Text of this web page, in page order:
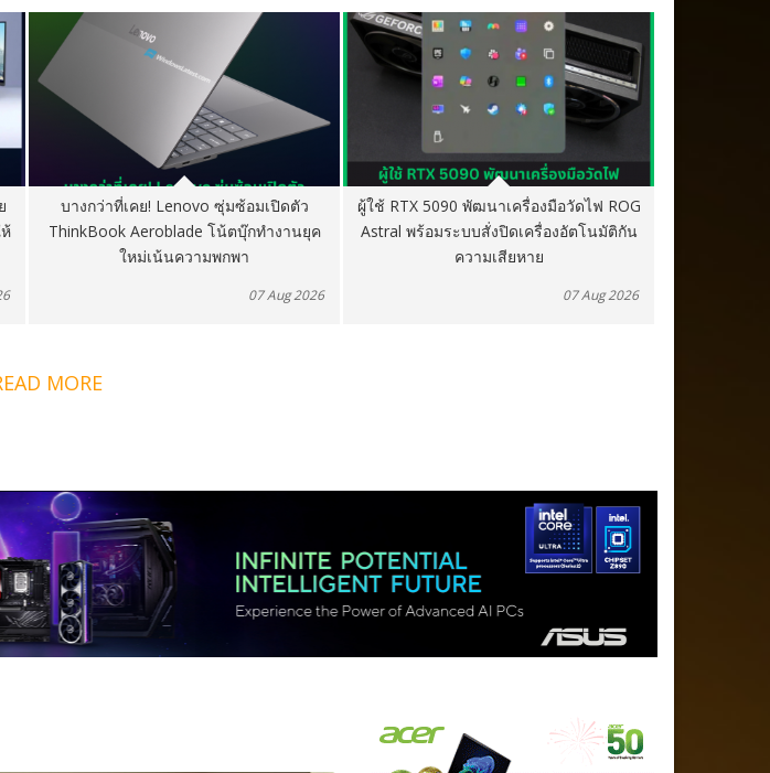
บางกว่าที่เคย! Lenovo ซุ่มซ้อมเปิดตัว
ThinkBook Aeroblade โน้ตบุ๊กทำงานยุค
ใหม่เน้นความพกพา
07 Aug 2026
ผู้ใช้ RTX 5090 พัฒนาเครื่องมือวัดไฟ ROG
Astral พร้อมระบบสั่งปิดเครื่องอัตโนมัติกัน
ความเสียหาย
07 Aug 2026
MORE